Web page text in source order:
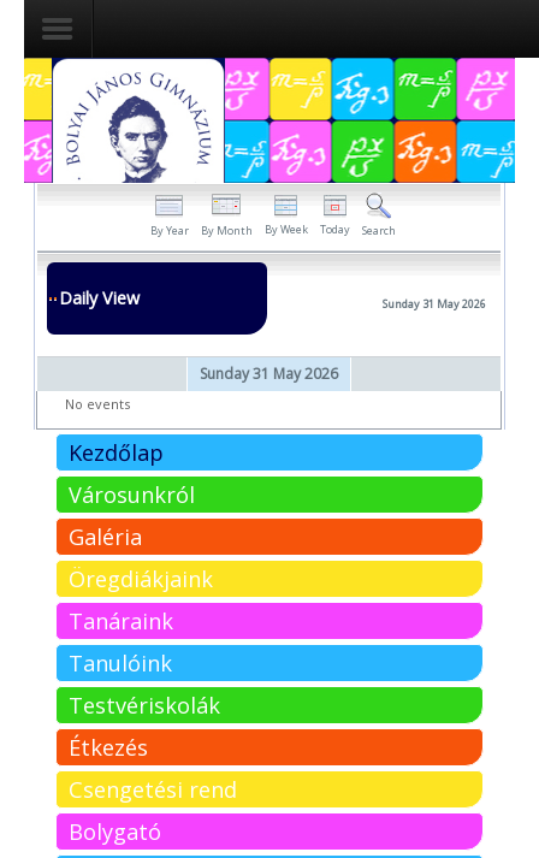
Dokumentumok
Felvételizőknek
Tanárjelölteknek
By Year By Month By Week Today Search
Daily View Sunday 31 May 2026
Sunday 31 May 2026
No events
Kezdőlap
Városunkról
Galéria
Öregdiákjaink
Tanáraink
Tanulóink
Testvériskolák
Étkezés
Csengetési rend
Bolygató